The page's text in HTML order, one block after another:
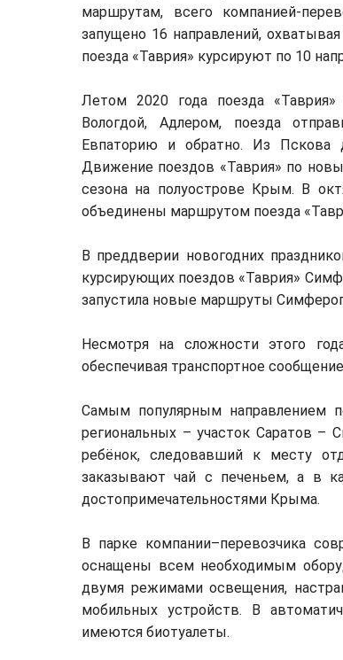
маршрутам, всего компанией-
запущено 16 направлений,
поезда «Таврия» курсируют по 10
Летом 2020 года поезда «Таврия»
Вологдой, Адлером, поезда
Евпаторию и обратно. Из Пскова
Движение поездов «Таврия» по
сезона на полуострове Крым. В
объединены маршрутом поезда
В преддверии новогодних
курсирующих поездов «Таврия»
запустила новые маршруты
Несмотря на сложности этого
обеспечивая транспортное
Самым популярным направлением
региональных – участок Саратов –
ребёнок, следовавший к месту
заказывают чай с печеньем, а в
достопримечательностями Крыма.
В парке компании–перевозчика
оснащены всем необходимым
двумя режимами освещения,
мобильных устройств. В
имеются биотуалеты.